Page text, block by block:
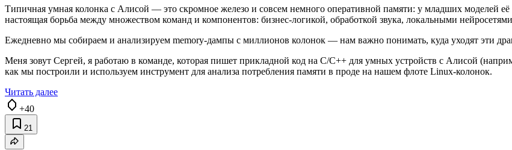
Типичная умная колонка с Алисой — это скромное железо и совсем немного оперативной памяти: у младших моделей её
настоящая борьба между множеством команд и компонентов: бизнес‑логикой, обработкой звука, локальными
Ежедневно мы собираем и анализируем memory‑дампы с миллионов колонок — нам важно понимать, куда уходят эти
Меня зовут Сергей, я работаю в команде, которая пишет прикладной код на C/C++ для умных устройств с Алисой
как мы построили и используем инструмент для анализа потребления памяти в проде на нашем флоте Linux‑колонок.
Читать далее
+40
21